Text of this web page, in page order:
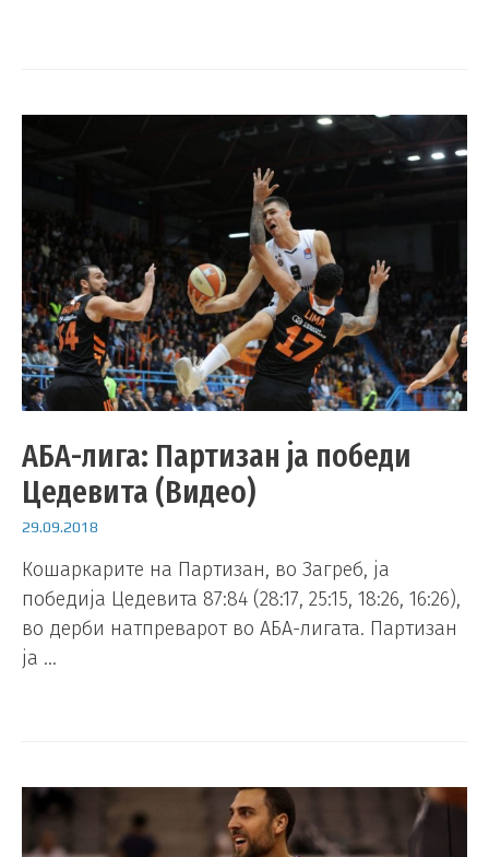
АБА-лига: Партизан ја победи
Цедевита (Видео)
29.09.2018
Кошаркарите на Партизан, во Загреб, ја
победија Цедевита 87:84 (28:17, 25:15, 18:26, 16:26),
во дерби натпреварот во АБА-лигата. Партизан
ја …